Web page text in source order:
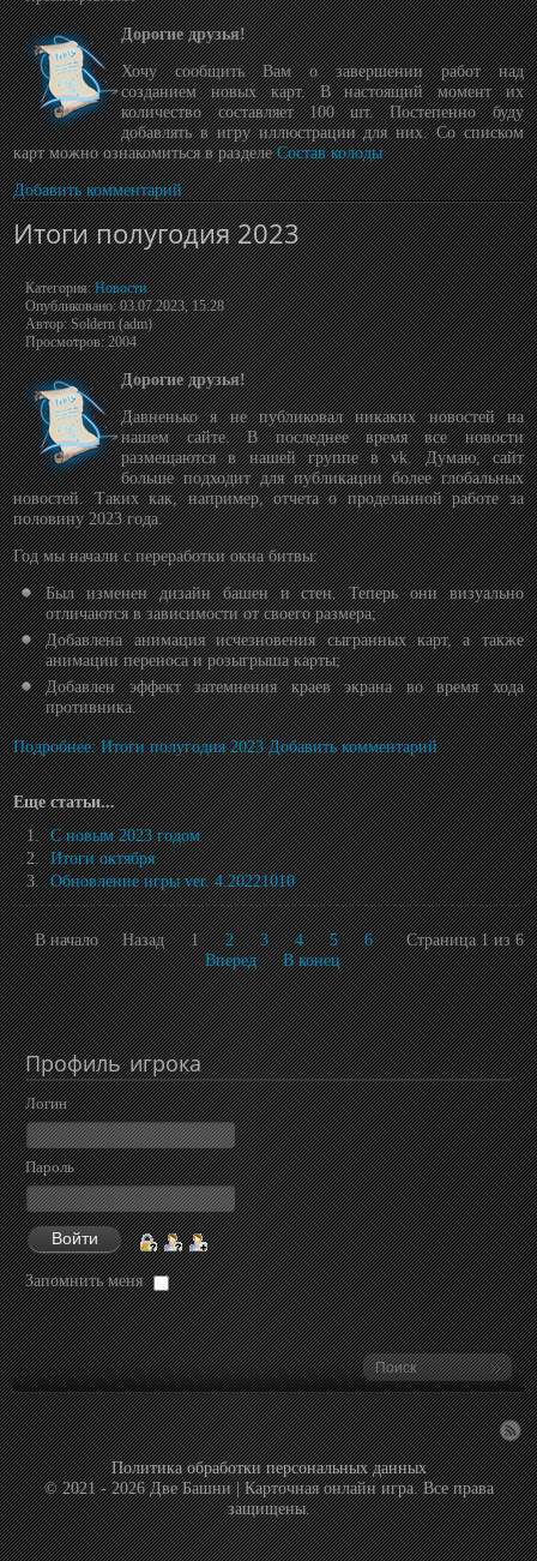
Дорогие друзья!
Хочу сообщить Вам о завершении работ над
созданием новых карт. В настоящий момент их
количество составляет 100 шт. Постепенно буду
добавлять в игру иллюстрации для них. Со списком
карт можно ознакомиться в разделеСостав колоды
Добавить комментарий
Итоги полугодия 2023
Категория:Новости
Опубликовано: 03.07.2023, 15:28
Автор: Soldern (adm)
Просмотров: 2004
Дорогие друзья!
Давненько я не публиковал никаких новостей на
нашем сайте. В последнее время все новости
размещаются в нашей группе в vk. Думаю, сайт
больше подходит для публикации более глобальных
новостей. Таких как, например, отчета о проделанной работе за
половину 2023 года.
Год мы начали с переработки окна битвы:
Был изменен дизайн башен и стен. Теперь они визуально
отличаются в зависимости от своего размера;
Добавлена анимация исчезновения сыгранных карт, а также
анимации переноса и розыгрыша карты;
Добавлен эффект затемнения краев экрана во время хода
противника.
Подробнее: Итоги полугодия 2023 Добавить комментарий
Еще статьи...
С новым 2023 годом
Итоги октября
Обновление игры ver. 4.20221010
Страница 1 из 6
В начало Назад 1 2 3 4 5
6
Вперед
В конец
Профильигрока
Логин
Пароль
Запомнить меня
Политика обработки персональных данных
© 2021 -2026 Две Башни | Карточная онлайн игра. Все права
защищены.